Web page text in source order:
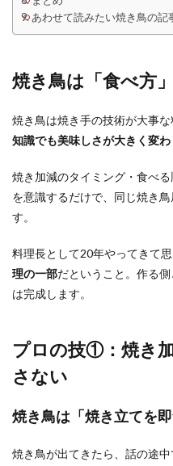
あわせて読みたい焼き鳥の記
焼き鳥は「食べ方
焼き鳥は焼き手の技術が大事な
知識でも美味しさが大きく変わ
焼き加減のタイミング・食べ
を意識するだけで、同じ焼き
す。
料理長として20年やってきて思
理の一部だということ。作る
は完成します。
プロの技①：焼き
さない
焼き鳥は「焼き立てを
焼き鳥が出てきたら、話の途